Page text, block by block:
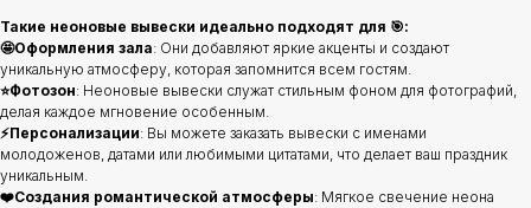
Такие неоновые вывески идеально подходят для 🎯:
🤩Оформления зала: Они добавляют яркие акценты и создают
уникальную атмосферу, которая запомнится всем гостям.
⭐️Фотозон: Неоновые вывески служат стильным фоном для фотографий,
делая каждое мгновение особенным.
⚡️Персонализации: Вы можете заказать вывески с именами
молодоженов, датами или любимыми цитатами, что делает ваш праздник
уникальным.
❤️Создания романтической атмосферы: Мягкое свечение неона